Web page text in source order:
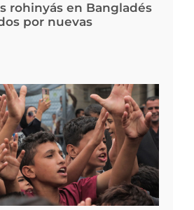
rohinyás en Bangladés
por nuevas